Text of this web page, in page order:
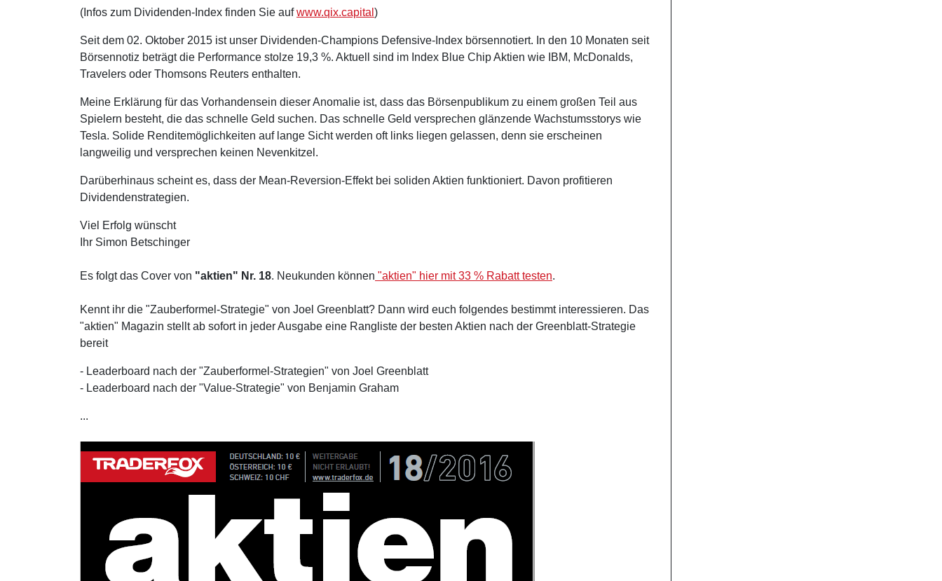
(Infos zum Dividenden-Index finden Sie aufwww.qix.capital )
Seit dem 02. Oktober 2015 ist unser Dividenden-Champions Defensive-Index börsennotiert. In den 10 Monaten seit
Börsennotiz beträgt die Performance stolze 19,3 %. Aktuell sind im Index Blue Chip Aktien wie IBM, McDonalds,
Travelers oder Thomsons Reuters enthalten.
Meine Erklärung für das Vorhandensein dieser Anomalie ist, dass das Börsenpublikum zu einem großen Teil aus
Spielern besteht, die das schnelle Geld suchen. Das schnelle Geld versprechen glänzende Wachstumsstorys wie
Tesla. Solide Renditemöglichkeiten auf lange Sicht werden oft links liegen gelassen, denn sie erscheinen
langweilig und versprechen keinen Nevenkitzel.
Darüberhinaus scheint es, dass der Mean-Reversion-Effekt bei soliden Aktien funktioniert. Davon profitieren
Dividendenstrategien.
Viel Erfolg wünscht
Ihr Simon Betschinger
Es folgt das Cover von "aktien" Nr. 18. Neukunden können "aktien" hier mit 33 % Rabatt testen.
Kennt ihr die "Zauberformel-Strategie" von Joel Greenblatt? Dann wird euch folgendes bestimmt interessieren. Das
"aktien" Magazin stellt ab sofort in jeder Ausgabe eine Rangliste der besten Aktien nach der Greenblatt-Strategie
bereit
- Leaderboard nach der "Zauberformel-Strategien" von Joel Greenblatt
- Leaderboard nach der "Value-Strategie" von Benjamin Graham
...